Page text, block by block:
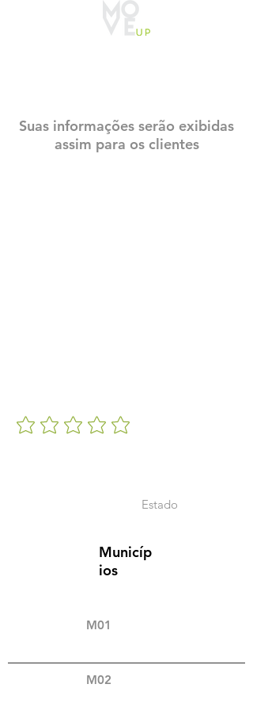
Suas informações serão exibidas
assim para os clientes
Estado
Municíp
ios
M01
M02